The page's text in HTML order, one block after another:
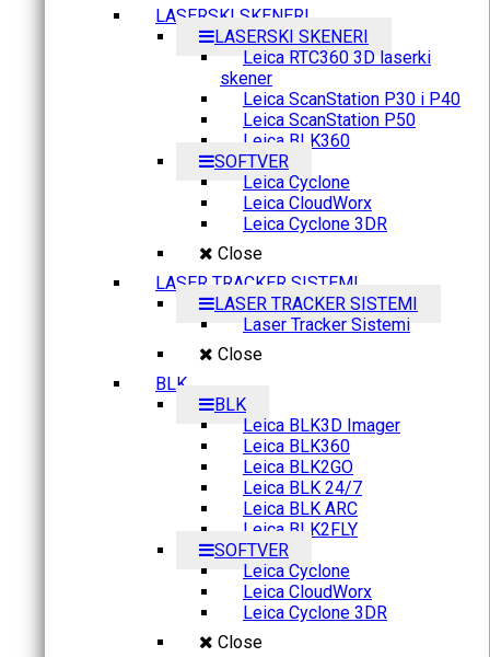
LASERSKI SKENERI
LASERSKI SKENERI
Leica RTC360 3D laserki
skener
Leica ScanStation P30 i P40
Leica ScanStation P50
Leica BLK360
SOFTVER
Leica Cyclone
Leica CloudWorx
Leica Cyclone 3DR
Close
LASER TRACKER SISTEMI
LASER TRACKER SISTEMI
Laser Tracker Sistemi
Close
BLK
BLK
Leica BLK3D Imager
Leica BLK360
Leica BLK2GO
Leica BLK 24/7
Leica BLK ARC
Leica BLK2FLY
SOFTVER
Leica Cyclone
Leica CloudWorx
Leica Cyclone 3DR
Close